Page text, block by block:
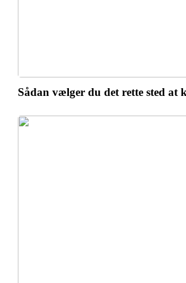
Sådan vælger du det rette sted at